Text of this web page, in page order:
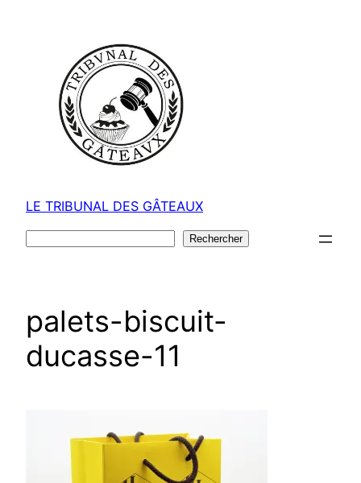
LE TRIBUNAL DES GÂTEAUX
Rechercher
palets-biscuit-
ducasse-11